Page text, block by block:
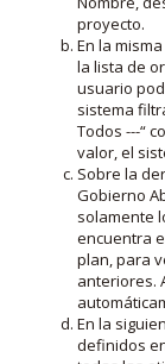
proyecto.
En la
la lista de
usuario
sistema
Todos ---“
valor, el
Sobre la
Gobierno
solamente
encuentra
plan, para
anteriores.
En la
definidos